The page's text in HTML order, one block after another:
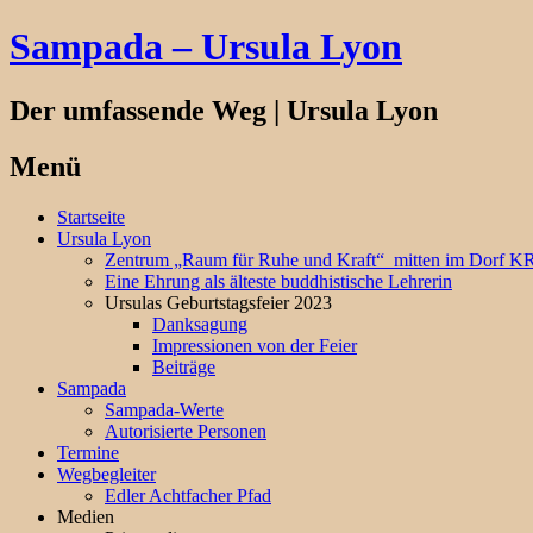
Sampada – Ursula Lyon
Der umfassende Weg | Ursula Lyon
Menü
Springe
zum
Startseite
Ursula Lyon
Zentrum „Raum für Ruhe und Kraft“ mitten im Dorf
Eine Ehrung als älteste buddhistische Lehrerin
Ursulas Geburtstagsfeier 2023
Danksagung
Impressionen von der Feier
Beiträge
Sampada
Sampada-Werte
Autorisierte Personen
Termine
Wegbegleiter
Edler Achtfacher Pfad
Medien